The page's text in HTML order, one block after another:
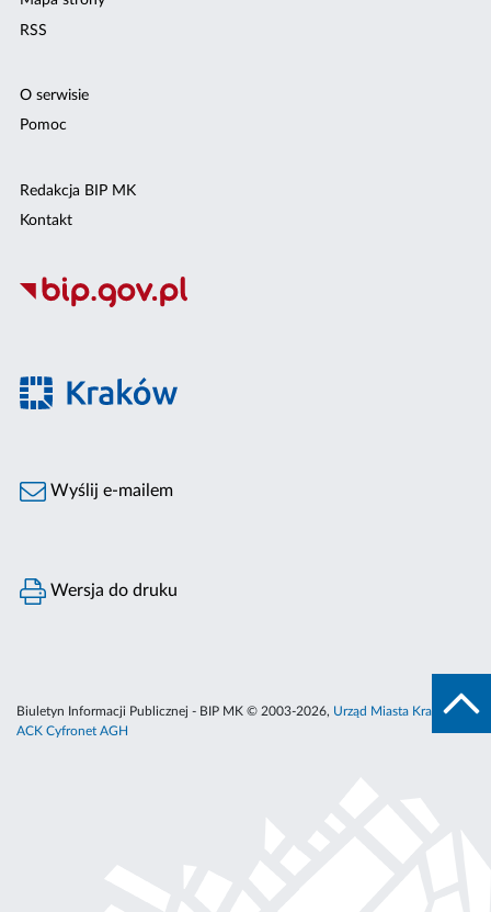
RSS
O serwisie
Pomoc
Redakcja BIP MK
Kontakt
Wyślij e-mailem
Wersja do druku
Biuletyn Informacji Publicznej - BIP MK © 2003-2026, Urząd Miasta Krakowa
ACK Cyfronet AGH